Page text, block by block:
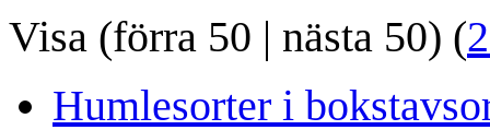
Visa (förra 50 | nästa 50) (
Humlesorter i